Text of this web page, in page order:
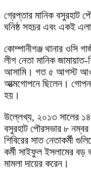
গ্রেপ্তার মানিক বসুরহাট
ঘনিষ্ঠ সহচর এবং একই
কোম্পানীগঞ্জ থানার ওসি
লীগ নেতা মানিক জামায়াত-
আসামি। গত ৫ আগস্ট
আত্মগোপনে ছিলেন। গোপন
হয়।
উল্লেখ্য, ২০১৩ সালের ১৪
বসুরহাট পৌরসভার ৮ নম্বর
শিবিরের সাত নেতাকর্মী
কর্মী সাইফুল ইসলামের
মামলা দায়ের করেন।